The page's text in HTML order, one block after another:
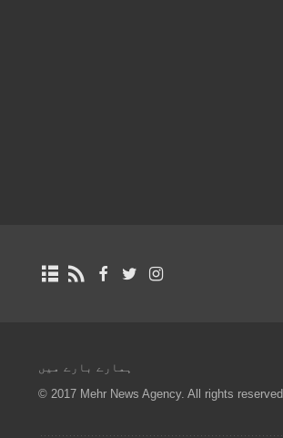
ہمارے بارے میں
© 2017 Mehr News Agency. All rights reserved